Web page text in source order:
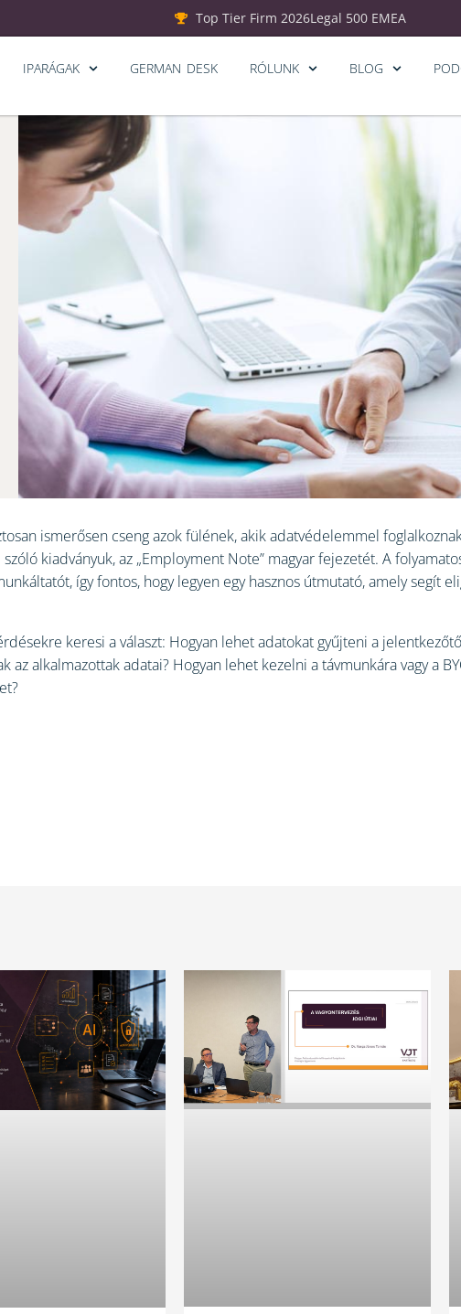
Top Tier Firm 2026Legal 500 EMEA
IPARÁGAK GERMAN DESK RÓLUNK BLOG
ismerősen cseng azok fülének, akik adatvédelemmel
kiadványuk, az „Employment Note” magyar fejezetét. A
így fontos, hogy legyen egy hasznos útmutató, amely segít
keresi a választ: Hogyan lehet adatokat gyűjteni a
alkalmazottak adatai? Hogyan lehet kezelni a távmunkára vagy a